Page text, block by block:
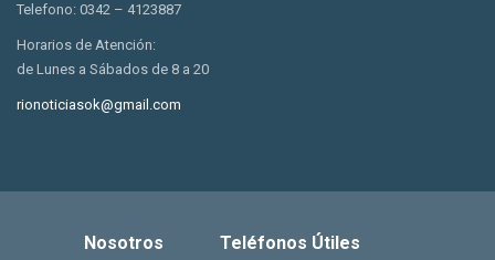
Telefono: 0342 – 4123887
Horarios de Atención:
de Lunes a Sábados de 8 a 20
rionoticiasok@gmail.com
Nosotros Teléfonos Útiles